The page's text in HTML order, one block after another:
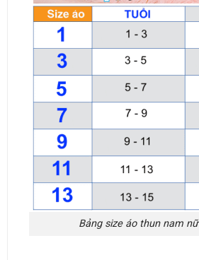
Bảng size áo thun nam